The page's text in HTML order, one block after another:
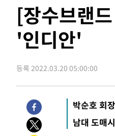
-14686초 전 > "여기 떨어졌다
-11731초 전 > 손흥민, 5경기 연
-4332초 전 >
내일까지 39도 '
-3947초 전 >"美간섭에 합의 지
-467초 전 >[속보]산업장관 "李
13분 전 >
[속보]경찰, '홍명보
-25387초 전 >
[속보]합참 "北
화"
-25135초 전 >
日방위성, 北이
[장수브랜
'인디안'
등록 2022.03.20 05:00:00
박순호 회
남대 도매